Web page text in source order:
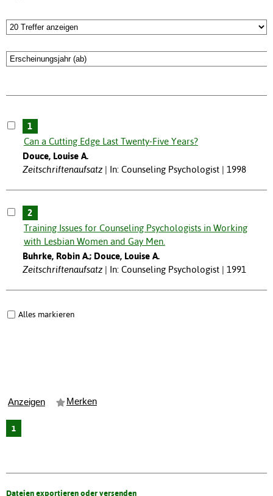
1
Can a Cutting Edge Last Twenty-Five Years?
Douce, Louise A.
Zeitschriftenaufsatz
In: Counseling Psychologist | 1998
2
Training Issues for Counseling Psychologists in Working
with Lesbian Women and Gay Men.
Buhrke, Robin A.; Douce, Louise A.
Zeitschriftenaufsatz
In: Counseling Psychologist | 1991
Alles markieren
Anzeigen Merken
1
Dateien exportieren oder versenden